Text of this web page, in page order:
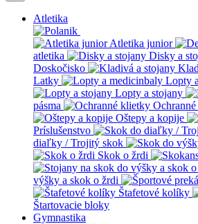
Atletika
Atletika junior
atletika
Disky a
Doskočisko
Latky
Lopty
Lopty a stojany
pásma
Oštepy a kopije
Príslušenstvo
diaľky / Trojitý skok
Skok o žrdi
výšky a skok o žrdi
Štafetové kolíky
Štartovacie bloky
Gymnastika